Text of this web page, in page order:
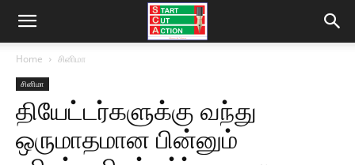
Home சினிமா
சினிமா
தியேட்டர்களுக்கு வந்து
ஒருமாதமான பின்னும்